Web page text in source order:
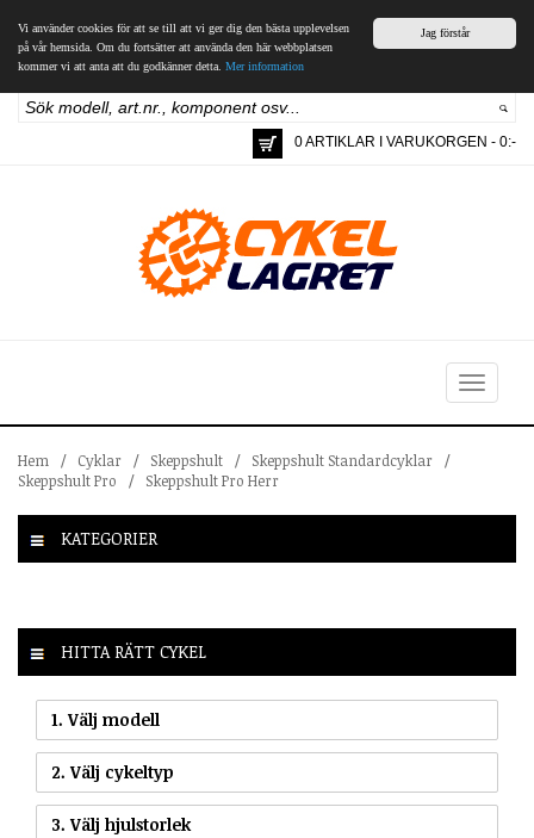
Jag förstår
Vi använder cookies för att se till att vi ger dig den bästa upplevelsen
på vår hemsida. Om du fortsätter att använda den här webbplatsen
kommer vi att anta att du godkänner detta. Mer information
0 ARTIKLAR I VARUKORGEN - 0:-
Toggle
navigation
Hem / Cyklar / Skeppshult / Skeppshult Standardcyklar
/
Skeppshult Pro
/ Skeppshult Pro Herr
KATEGORIER
HITTA RÄTT CYKEL
1. Välj modell
2. Välj cykeltyp
3. Välj hjulstorlek